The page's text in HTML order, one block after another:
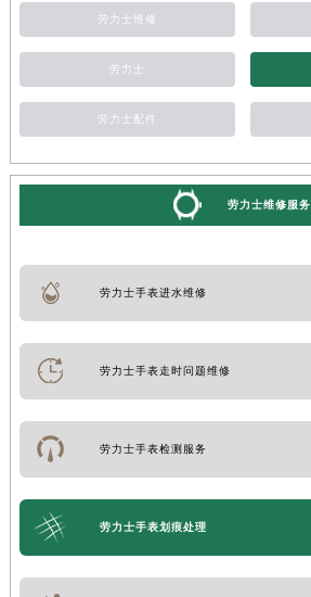
劳力士维修
劳力士
劳力士配件
劳力士维修服务
劳力士手表进水维修
劳力士手表走时问题维修
劳力士手表检测服务
劳力士手表划痕处理